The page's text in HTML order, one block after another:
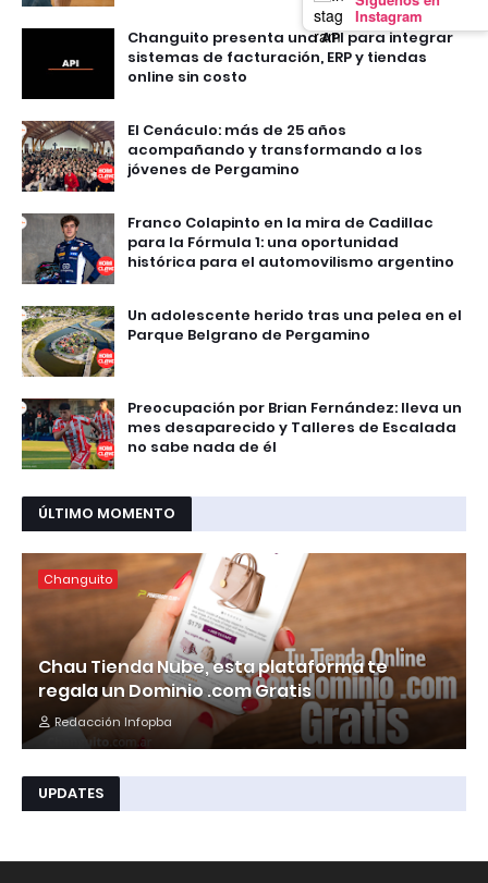
Instagram
Changuito presenta una API para integrar
sistemas de facturación, ERP y tiendas
online sin costo
El Cenáculo: más de 25 años
acompañando y transformando a los
jóvenes de Pergamino
Franco Colapinto en la mira de Cadillac
para la Fórmula 1: una oportunidad
histórica para el automovilismo argentino
Un adolescente herido tras una pelea en el
Parque Belgrano de Pergamino
Preocupación por Brian Fernández: lleva un
mes desaparecido y Talleres de Escalada
no sabe nada de él
ÚLTIMO MOMENTO
Changuito
Chau Tienda Nube, esta plataforma te
regala un Dominio .com Gratis
Redacción Infopba
UPDATES